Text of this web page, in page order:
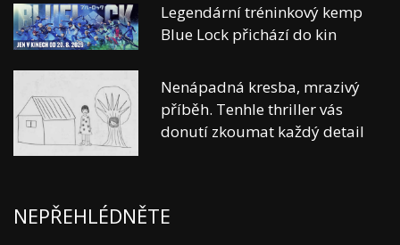
Legendární tréninkový kemp
Blue Lock přichází do kin
Nenápadná kresba, mrazivý
příběh. Tenhle thriller vás
donutí zkoumat každý detail
NEPŘEHLÉDNĚTE